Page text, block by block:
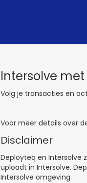
Intersolve
Volg je transacties en
Voor meer details over
Disclaimer
Deployteq en Intersolve
uploadt in Intersolve.
Intersolve omgeving.